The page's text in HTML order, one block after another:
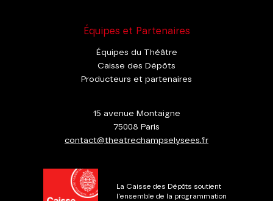
Équipes et Partenaires
Équipes du Théâtre
Caisse des Dépôts
Producteurs et partenaires
15 avenue Montaigne
75008 Paris
contact@theatrechampselysees.fr
La Caisse des Dépôts soutient
l'ensemble de la programmation